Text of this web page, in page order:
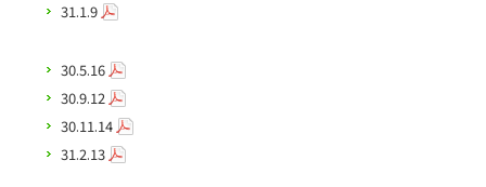
31.1.9
30.5.16
30.9.12
30.11.14
31.2.13